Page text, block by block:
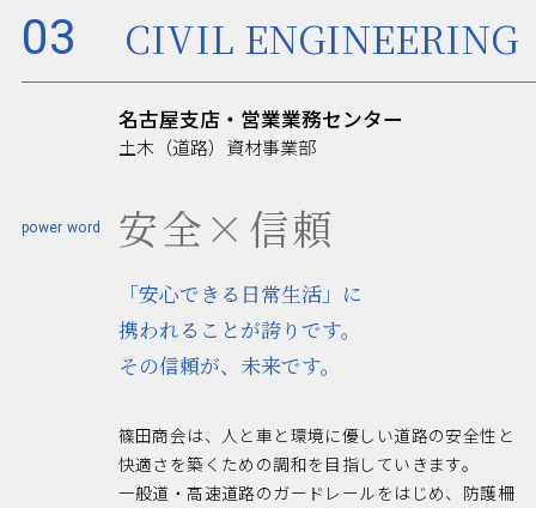
03 CIVIL ENGINEERING
名古屋支店・営業業務センター
土木（道路）資材事業部
安全×信頼
「安心できる日常生活」に
携われることが誇りです。
その信頼が、未来です。
篠田商会は、人と車と環境に優しい道路の安全性と
快適さを築くための調和を目指していきます。
一般道・高速道路のガードレールをはじめ、防護柵